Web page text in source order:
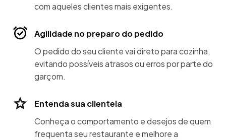
com aqueles clientes mais exigentes.
Agilidade no preparo do pedido
O pedido do seu cliente vai direto para cozinha,
evitando possíveis atrasos ou erros por parte do
garçom.
Entenda sua clientela
Conheça o comportamento e desejos de quem
frequenta seu restaurante e melhore a